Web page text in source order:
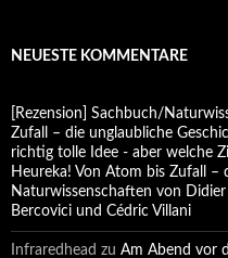
NEUESTE KOMMENTARE
[Rezension] Sachbuch/
Zufall – die unglaubliche
richtig tolle Idee - aber welche
Heureka! Von Atom bis Zufall –
Naturwissenschaften von
Bercovici und Cédric Villani
Infraredhead zu Am Abend vor